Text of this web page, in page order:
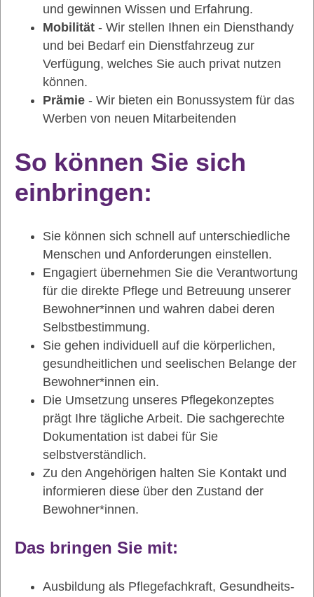
und gewinnen Wissen und Erfahrung.
Mobilität - Wir stellen Ihnen ein Diensthandy
und bei Bedarf ein Dienstfahrzeug zur
Verfügung, welches Sie auch privat nutzen
können.
Prämie - Wir bieten ein Bonussystem für das
Werben von neuen Mitarbeitenden
So können Sie sich
einbringen:
Sie können sich schnell auf unterschiedliche
Menschen und Anforderungen einstellen.
Engagiert übernehmen Sie die Verantwortung
für die direkte Pflege und Betreuung unserer
Bewohner*innen und wahren dabei deren
Selbstbestimmung.
Sie gehen individuell auf die körperlichen,
gesundheitlichen und seelischen Belange der
Bewohner*innen ein.
Die Umsetzung unseres Pflegekonzeptes
prägt Ihre tägliche Arbeit. Die sachgerechte
Dokumentation ist dabei für Sie
selbstverständlich.
Zu den Angehörigen halten Sie Kontakt und
informieren diese über den Zustand der
Bewohner*innen.
Das bringen Sie mit:
Ausbildung als Pflegefachkraft, Gesundheits-